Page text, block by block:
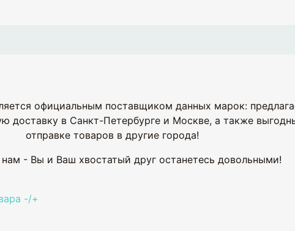
официальным поставщиком данных марок:
доставку в Санкт-Петербурге и Москве, а также
отправке товаров в другие города!
нам - Вы и Ваш хвостатый друг останетесь довольными!
-/+